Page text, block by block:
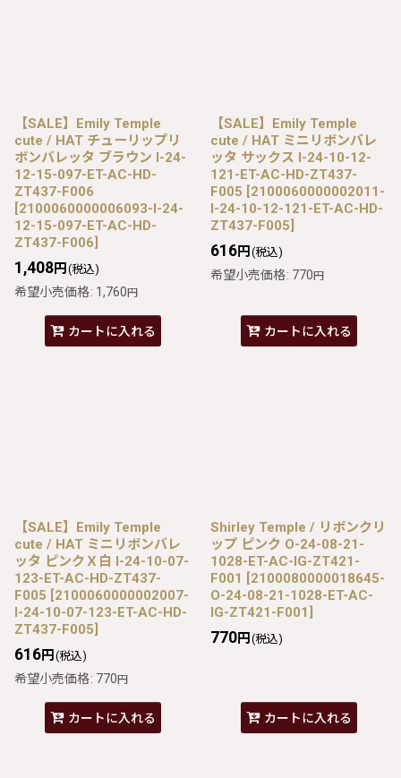
【SALE】Emily Temple
cute / HAT チューリップリ
ボンバレッタ ブラウン I-24-
12-15-097-ET-AC-HD-
ZT437-F006
[2100060000006093-I-24-
12-15-097-ET-AC-HD-
ZT437-F006]
1,408円 (税込)
希望小売価格: 1,760円
カートに入れる
【SALE】Emily Temple
cute / HAT ミニリボンバレ
ッタ サックス I-24-10-12-
121-ET-AC-HD-ZT437-
F005 [2100060000002011-
I-24-10-12-121-ET-AC-HD-
ZT437-F005]
616円 (税込)
希望小売価格: 770円
カートに入れる
【SALE】Emily Temple
cute / HAT ミニリボンバレ
ッタ ピンクＸ白 I-24-10-07-
123-ET-AC-HD-ZT437-
F005 [2100060000002007-
I-24-10-07-123-ET-AC-HD-
ZT437-F005]
616円 (税込)
希望小売価格: 770円
カートに入れる
Shirley Temple / リボンクリ
ップ ピンク O-24-08-21-
1028-ET-AC-IG-ZT421-
F001 [2100080000018645-
O-24-08-21-1028-ET-AC-
IG-ZT421-F001 ]
770円 (税込)
カートに入れる